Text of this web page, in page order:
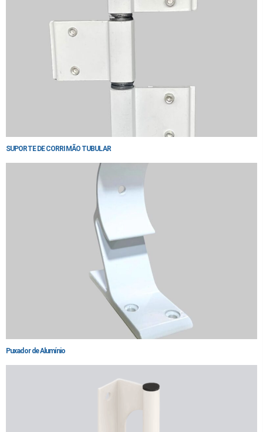
SUPORTE DE CORRIMÃO TUBULAR
Puxador de Alumínio